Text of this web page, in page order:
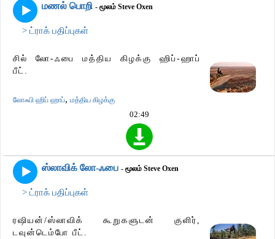
மணல் பொறி - மூலம் Steve Oxen
> ட்ராக் பதிப்புகள்
சில் லோ-ஃபை மத்திய கிழக்கு ஹிப்-ஹாப்
பீட்.
லோஃபி ஹிப் ஹாப், மத்திய கிழக்கு
02:49
ஸ்லாவிக் லோ-ஃபை - மூலம் Steve Oxen
> ட்ராக் பதிப்புகள்
ரஷியன்/ஸ்லாவிக் கூறுகளுடன் குளிர்,
டவுன்டெம்போ பீட்.